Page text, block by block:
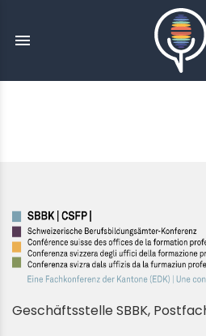
menu
Geschäftsstelle SBBK,